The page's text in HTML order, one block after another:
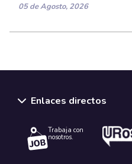
05 de Agosto, 2026
Enlaces directos
Trabaja con
nosotros.